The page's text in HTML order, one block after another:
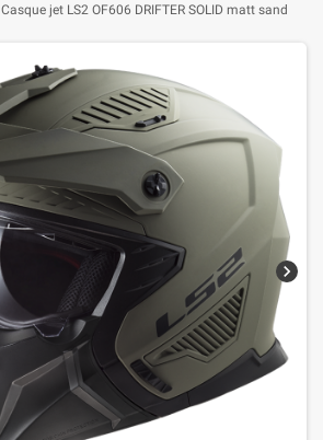
Casque jet LS2 OF606 DRIFTER SOLID matt sand
chevron_right